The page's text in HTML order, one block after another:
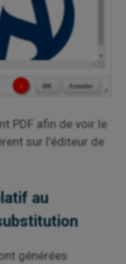
PDF afin de voir le
sur l’éditeur de
au
générées